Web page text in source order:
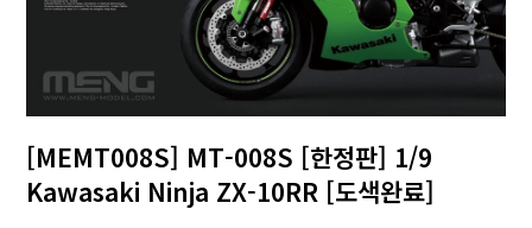
[MEMT008S] MT-008S [한정판] 1/9
Kawasaki Ninja ZX-10RR [도색완료]